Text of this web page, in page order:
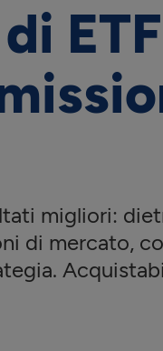
migliori:
di mercato,